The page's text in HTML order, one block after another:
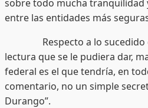
sobre todo mucha tranquilidad
entre las entidades más
Respecto a lo sucedido
lectura que se le pudiera dar,
federal es el que tendría, en
comentario, no un simple
Durango”.